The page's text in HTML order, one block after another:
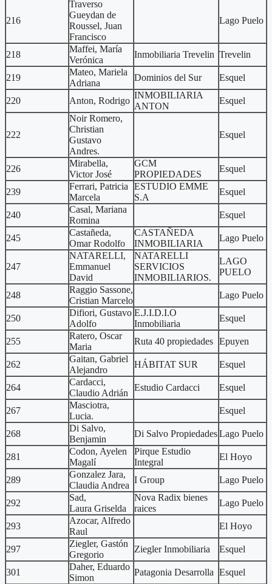
216
Traverso
Gueydan de
Roussel, Juan
Francisco
Lago Puelo
218
Maffei, María
Verónica
Inmobiliaria Trevelin Trevelin
219
Mateo, Mariela
Adriana
Dominios del Sur Esquel
220 Anton, Rodrigo
INMOBILIARIA
ANTON
Esquel
222
Noir Romero,
Christian
Gustavo
Andres.
Esquel
226
Mirabella,
Victor José
GCM
PROPIEDADES
Esquel
239
Ferrari, Patricia
Marcela
ESTUDIO EMME
S.A
Esquel
240
Casal, Mariana
Romina
Esquel
245
Castañeda,
Omar Rodolfo
CASTAÑEDA
INMOBILIARIA
Lago Puelo
247
NATARELLI,
Emmanuel
David
NATARELLI
SERVICIOS
INMOBILIARIOS.
LAGO
PUELO
248
Raggio Sassone,
Cristian Marcelo
Lago Puelo
250
Difiori, Gustavo
Adolfo
E.J.I.D.I.O
Inmobiliaria
Esquel
255
Ratero, Oscar
Maria
Ruta 40 propiedades Epuyen
262
Gaitan, Gabriel
Alejandro
HÁBITAT SUR Esquel
264
Cardacci,
Claudio Adrián
Estudio Cardacci Esquel
267
Masciotra,
Lucia.
Esquel
268
Di Salvo,
Benjamin
Di Salvo PropiedadesLago Puelo
281
Codon, Ayelen
Magalí
Pirque Estudio
Integral
El Hoyo
289
Gonzalez Jara,
Claudia Andrea
I Group Lago Puelo
292
Sad,
Laura Griselda
Nova Radix bienes
raices
Lago Puelo
293
Azocar, Alfredo
Raul
El Hoyo
297
Ziegler, Gastón
Gregorio
Ziegler Inmobiliaria Esquel
301
Daher, Eduardo
Simon
Patagonia Desarrolla Esquel